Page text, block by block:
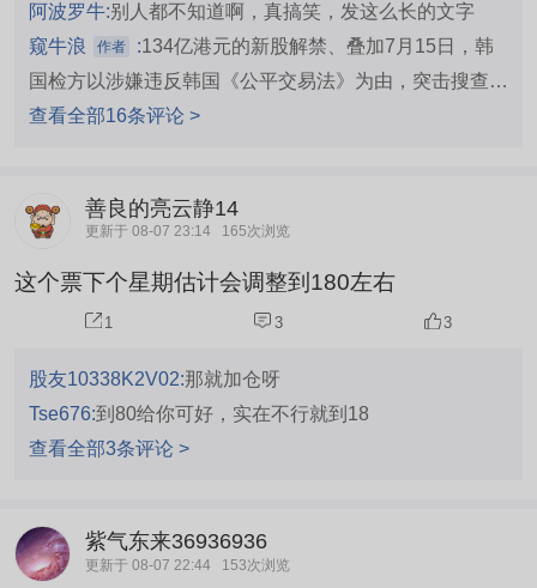
阿波罗牛:别人都不知道啊，真搞笑，发这么长的文字
窥牛浪
作者 :134亿港元的新股解禁、叠加7月15日，韩
国检方以涉嫌违反韩国《公平交易法》为由，突击搜查澜
起科技、日本瑞萨电子和美国Rambus在韩国的办公室，
面的事件摆在面前，有道是君子不立危墙之下。
查看全部16条评论 >
善良的亮云静14
更新于 08-07 23:14 165次浏览
这个票下个星期估计会调整到180左右
1 3 3
股友10338K2V02:那就加仓呀
Tse676:到80给你可好，实在不行就到18
查看全部3条评论 >
紫气东来36936936
更新于 08-07 22:44 153次浏览